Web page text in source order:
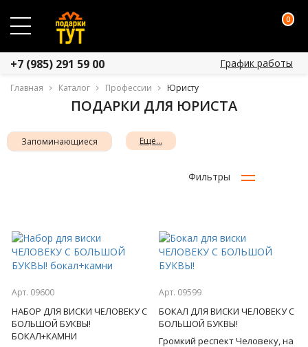
0
+7 (985) 291 59 00 График работы
Главная Каталог Профессии Юристу
ПОДАРКИ ДЛЯ ЮРИСТА
Запоминающиеся Ещё...
Фильтры
Арт. 09600
НАБОР ДЛЯ ВИСКИ ЧЕЛОВЕКУ С
БОЛЬШОЙ БУКВЫ!
БОКАЛ+КАМНИ
Арт. 09599
БОКАЛ ДЛЯ ВИСКИ ЧЕЛОВЕКУ С
БОЛЬШОЙ БУКВЫ!
Громкий респект Человеку, на